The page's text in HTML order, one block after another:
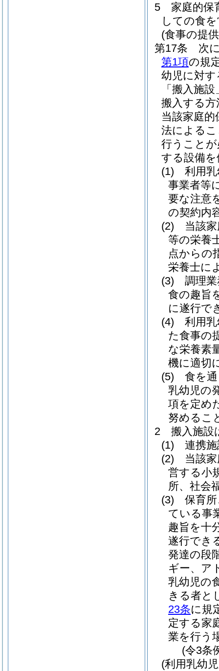
5
家庭的保
しての食
(食事の提
第17条
次
第1項の規
幼児に対
「搬入施
搬入する
当該家庭
法による
行うこと
する設備
(1)
利用
事業者等
要な注意
の契約内
(2)
当該
等の栄養
点からの
栄養士に
(3)
調理
食の趣旨
に遂行で
(4)
利用
た食事の
な栄養素
機に適切
(5)
食を
乳幼児の
項を定め
努めるこ
2
搬入施設
(1)
連携
(2)
当該
営する小
所、社会
(3)
保育
ている事
趣旨を十
遂行でき
発達の段
ギー、ア
乳幼児の
きる者と
23条に規
定する家
業を行う
(令3条
(利用乳幼